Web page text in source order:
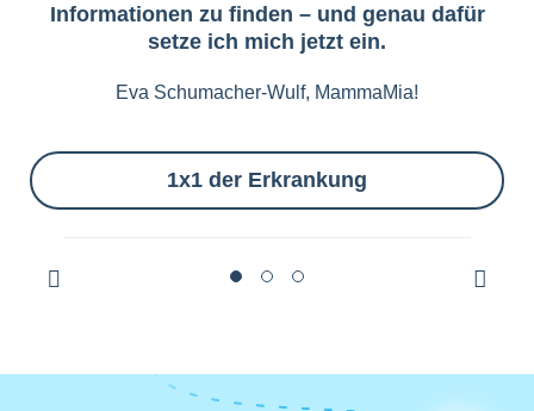
Informationen zu finden – und genau dafür
setze ich mich jetzt ein.
Eva Schumacher-Wulf, MammaMia!
1x1 der Erkrankung